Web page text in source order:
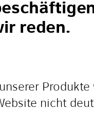
reden.
Produkte
nicht